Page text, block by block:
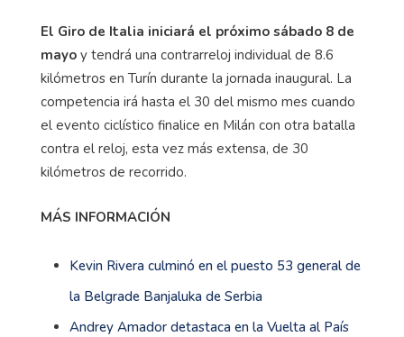
El Giro de Italia iniciará el próximo sábado 8 de
mayo y tendrá una contrarreloj individual de 8.6
kilómetros en Turín durante la jornada inaugural. La
competencia irá hasta el 30 del mismo mes cuando
el evento ciclístico finalice en Milán con otra batalla
contra el reloj, esta vez más extensa, de 30
kilómetros de recorrido.
MÁS INFORMACIÓN
Kevin Rivera culminó en el puesto 53 general de
la Belgrade Banjaluka de Serbia
Andrey Amador detastaca en la Vuelta al País